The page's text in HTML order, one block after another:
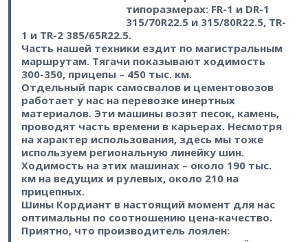
типоразмерах: FR-1 и DR-1
315/70R22.5 и 315/80R22.5, TR-
1 и TR-2 385/65R22.5.
Часть нашей техники ездит по магистральным
маршрутам. Тягачи показывают ходимость
300-350, прицепы – 450 тыс. км.
Отдельный парк самосвалов и цементовозов
работает у нас на перевозке инертных
материалов. Эти машины возят песок, камень,
проводят часть времени в карьерах. Несмотря
на характер использования, здесь мы тоже
используем региональную линейку шин.
Ходимость на этих машинах – около 190 тыс.
км на ведущих и рулевых, около 210 на
прицепных.
Шины Кордиант в настоящий момент для нас
оптимальны по соотношению цена-качество.
Приятно, что производитель лоялен: